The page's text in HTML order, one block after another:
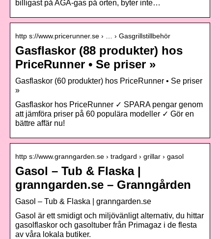
billigast på AGA-gas på orten, byter inte…
http s://www.pricerunner.se › … › Gasgrillstillbehör
Gasflaskor (88 produkter) hos
PriceRunner • Se priser »
Gasflaskor (60 produkter) hos PriceRunner • Se priser
»
Gasflaskor hos PriceRunner ✓ SPARA pengar genom
att jämföra priser på 60 populära modeller ✓ Gör en
bättre affär nu!
http s://www.granngarden.se › tradgard › grillar › gasol
Gasol – Tub & Flaska |
granngarden.se – Granngården
Gasol – Tub & Flaska | granngarden.se
Gasol är ett smidigt och miljövänligt alternativ, du hittar
gasolflaskor och gasoltuber från Primagaz i de flesta
av våra lokala butiker.